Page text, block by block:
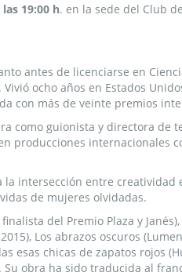
19:00 h. en la sede del Club
antes de licenciarse en
ocho años en Estados
con más de veinte premios
como guionista y directora de
producciones internacionales
intersección entre
de mujeres olvidadas.
del Premio Plaza y
Los abrazos oscuros
esas chicas de zapatos rojos
Su obra ha sido traducida al